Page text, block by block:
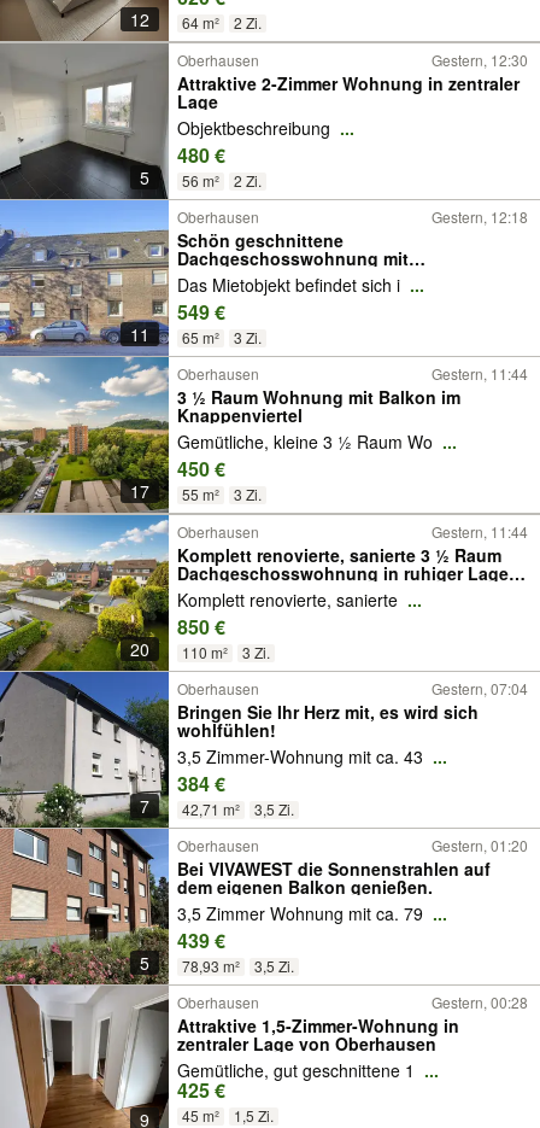
12 64 m² 2 Zi.
5
Oberhausen Gestern, 12:30
Attraktive 2-Zimmer Wohnung in zentraler
Lage
Objektbeschreibung ...
480 €
56 m² 2 Zi.
11
Oberhausen Gestern, 12:18
Schön geschnittene
Dachgeschosswohnung mit
Holzdielenboden und Tapeten
Das Mietobjekt befindet sich i ...
549 €
65 m² 3 Zi.
17
Oberhausen Gestern, 11:44
3 ½ Raum Wohnung mit Balkon im
Knappenviertel
Gemütliche, kleine 3 ½ Raum Wo ...
450 €
55 m² 3 Zi.
20
Oberhausen Gestern, 11:44
Komplett renovierte, sanierte 3 ½ Raum
Dachgeschosswohnung in ruhiger Lage
von Sterkrade
Komplett renovierte, sanierte ...
850 €
110 m² 3 Zi.
7
Oberhausen Gestern, 07:04
Bringen Sie Ihr Herz mit, es wird sich
wohlfühlen!
3,5 Zimmer-Wohnung mit ca. 43 ...
384 €
42,71 m² 3,5 Zi.
5
Oberhausen Gestern, 01:20
Bei VIVAWEST die Sonnenstrahlen auf
dem eigenen Balkon genießen.
3,5 Zimmer Wohnung mit ca. 79 ...
439 €
78,93 m² 3,5 Zi.
9
Oberhausen Gestern, 00:28
Attraktive 1,5-Zimmer-Wohnung in
zentraler Lage von Oberhausen
Gemütliche, gut geschnittene 1 ...
425 €
45 m² 1,5 Zi.